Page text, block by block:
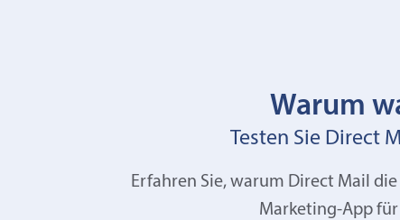
Warum
Testen Sie Direct
Erfahren Sie, warum Direct Mail
Marketing-App für